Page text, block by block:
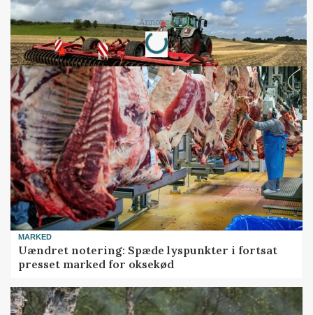
Annonce
Loading...
MARKED
Uændret notering: Spæde lyspunkter i fortsat
presset marked for oksekød